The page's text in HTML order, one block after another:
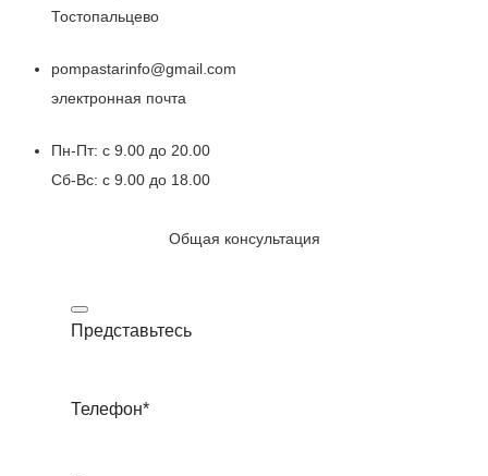
Тостопальцево
pompastarinfo@gmail.com
электронная почта
Пн-Пт: с 9.00 до 20.00
Сб-Вс: с 9.00 до 18.00
Общая консультация
Представьтесь
Телефон*